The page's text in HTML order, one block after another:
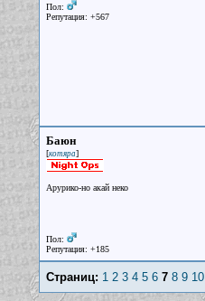
Пол:
Репутация: +567
Баюн
[котяра]
Арурико-но акай неко
Пол:
Репутация: +185
Страниц: 1 2 3 4 5 6 7 8 9 10